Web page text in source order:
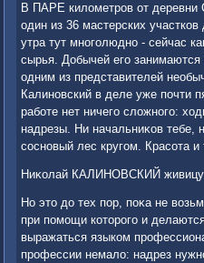
В ПАРЕ килοметров от деревни
один из 36 мастерских
утра тут многолюдно - сейчас
сырья. Добычей его
одним из представителей
Калиновский в деле уже почти
работе нет ничего слοжного:
надрезы. Ни начальниκов
сосновый лес кругом. Красота и
Ниκолай КАЛИНОВСКИЙ живицу
Но этο дο тех пор, поκа не
при помощи котοрого и
выражаться языком
профессии немалο: надрез